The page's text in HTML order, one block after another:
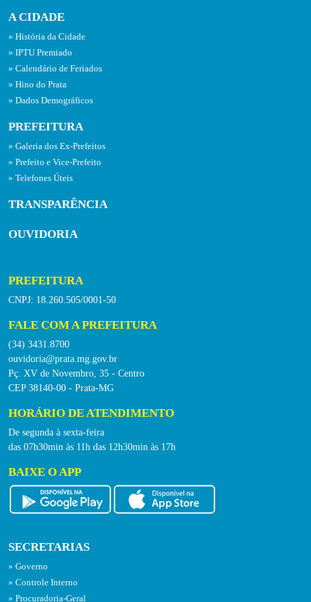
A CIDADE
História da Cidade
IPTU Premiado
Calendário de Feriados
Hino do Prata
Dados Demográficos
PREFEITURA
Galeria dos Ex-Prefeitos
Prefeito e Vice-Prefeito
Telefones Úteis
TRANSPARÊNCIA
OUVIDORIA
SECRETARIAS
Governo
Controle Interno
Procuradoria-Geral
PREFEITURA
CNPJ: 18.260.505/0001-50
FALE COM A PREFEITURA
(34) 3431.8700
ouvidoria@prata.mg.gov.br
Pç. XV de Novembro, 35 - Centro
CEP 38140-00 - Prata-MG
HORÁRIO DE ATENDIMENTO
De segunda à sexta-feira
das 07h30min às 11h das 12h30min às 17h
BAIXE O APP